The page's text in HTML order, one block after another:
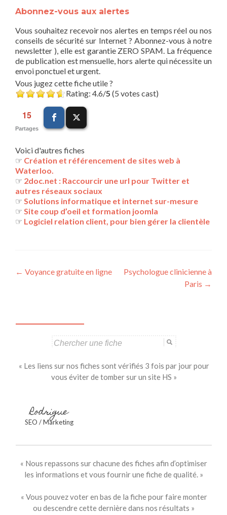
Abonnez-vous aux alertes
Vous souhaitez recevoir nos alertes en temps réel ou nos
conseils de sécurité sur Internet ? Abonnez-vous à notre
newsletter ), elle est garantie ZERO SPAM. La fréquence
de publication est mensuelle, hors alerte qui nécessite un
envoi ponctuel et urgent.
Vous jugez cette fiche utile ?
Rating: 4.6/5 (5 votes cast)
15
Partages
Voici d'autres fiches
☞ Création et référencement de sites web à
Waterloo.
☞ 2doc.net : Raccourcir une url pour Twitter et
autres réseaux sociaux
☞ Solutions informatique et internet sur-mesure
☞ Site coup d’oeil et formation joomla
☞ Logiciel relation client, pour bien gérer la clientèle
Navigation
← Voyance gratuite en ligne
Psychologue clinicienne à
Paris →
« Les liens sur nos fiches sont vérifiés 3 fois par jour pour
vous éviter de tomber sur un site HS »
Rodrigue
SEO / Marketing
« Nous repassons sur chacune des fiches afin d’optimiser
les informations et vous fournir une fiche de qualité. »
« Vous pouvez voter en bas de la fiche pour faire monter
ou descendre cette dernière dans nos résultats »